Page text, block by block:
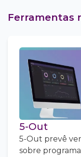
Ferramentas
5-Out
5-Out prevê
sobre